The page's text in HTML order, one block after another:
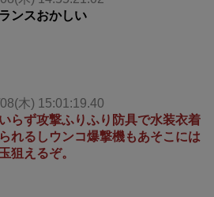
ンスおかしい
木) 15:01:19.40
らず攻撃ふりふり防具で水装衣着
れるしウンコ爆撃機もあそこには
狙えるぞ。